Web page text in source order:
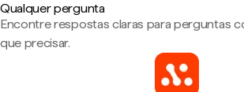
Qualquer pergunta
Encontre respostas claras para perguntas
que precisar.